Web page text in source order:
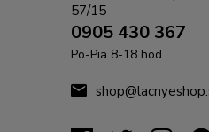
57/15
0905 430 367
Po-Pia 8-18 hod.